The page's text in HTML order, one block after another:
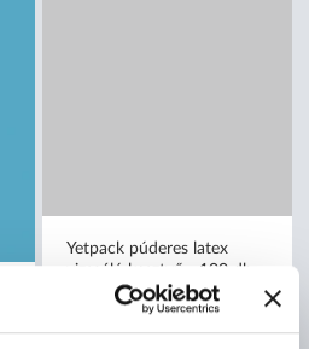
Yetpack púderes latex
vizsgáló kesztyű - 100 db -
Fehér